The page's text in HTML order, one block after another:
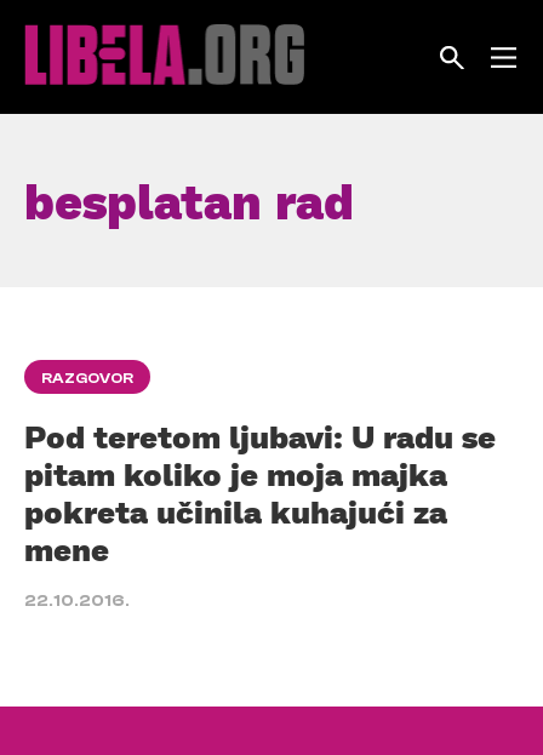
besplatan rad
RAZGOVOR
Pod teretom ljubavi: U radu se
pitam koliko je moja majka
pokreta učinila kuhajući za
mene
22.10.2016.